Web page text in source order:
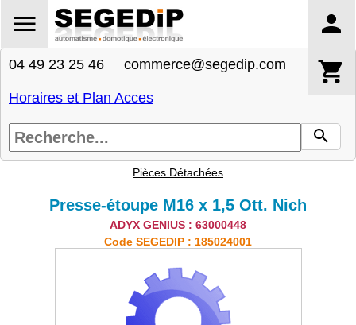
04 49 23 25 46 commerce@segedip.com
Horaires et Plan Acces
Pièces Détachées
Presse-étoupe M16 x 1,5 Ott. Nich
ADYX GENIUS : 63000448
Code SEGEDIP : 185024001